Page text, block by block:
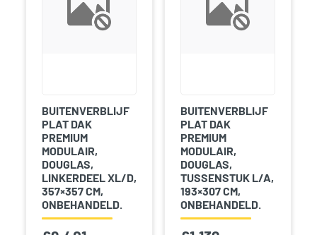
BUITENVERBLIJF
PLAT DAK
PREMIUM
MODULAIR,
DOUGLAS,
LINKERDEEL XL/D,
357×357 CM,
ONBEHANDELD.
BUITENVERBLIJF
PLAT DAK
PREMIUM
MODULAIR,
DOUGLAS,
TUSSENSTUK L/A,
193×307 CM,
ONBEHANDELD.